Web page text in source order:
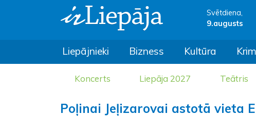
Svētdiena,
9.augusts
Liepājnieki Bizness Kultūra
Koncerts Liepāja 2027 Teātris
Poļinai Jeļizarovai astotā vieta